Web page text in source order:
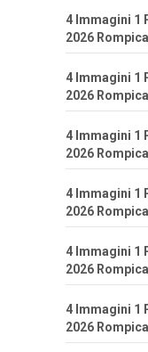
4 Immagini 1
2026
4 Immagini 1
2026
4 Immagini 1
2026
4 Immagini 1
2026
4 Immagini 1
2026
4 Immagini 1
2026